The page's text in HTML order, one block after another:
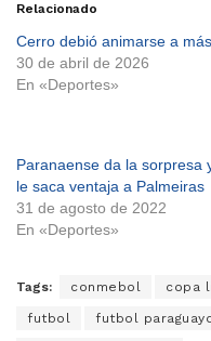
Relacionado
Cerro debió animarse a más
30 de abril de 2026
En «Deportes»
Paranaense da la sorpresa
le saca ventaja a Palmeiras
31 de agosto de 2022
En «Deportes»
Tags: conmebol copa
futbol futbol